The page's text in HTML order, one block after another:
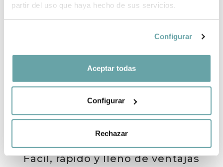
partir del uso que haya hecho de sus servicios.
Configurar
Aceptar todas
Configurar
Rechazar
OTROS CLIENTES TAMBIÉN VIERON
CREA TU LISTA BEBÉ
Fácil, rápido y lleno de ventajas